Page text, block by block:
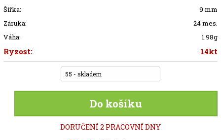
Šířka:
9 mm
Záruka:
24 mes.
Váha:
1.98g
Ryzost: 14kt
55 - skladem
Do košíku
DORUČENÍ 2 PRACOVNÍ DNY